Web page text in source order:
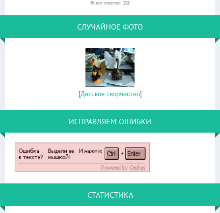
Всего ответов: 112
СЛУЧАЙНОЕ ФОТО
[Детское творчество]
ИСПРАВЛЯЕМ ОШИБКИ
СТАТИСТИКА